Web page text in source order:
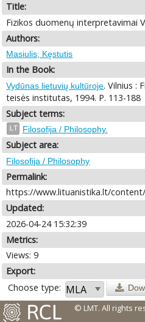
Title:
Fizikos duomenų interpretavimai
Authors:
Masiulis, Kęstutis
In the Book:
Vydūnas lietuvių kultūroje. Vilnius :
teisės institutas, 1994. P. 113-188
Subject terms:
LT Filosofija / Philosophy.
Subject area:
Filosofija / Philosophy
Permalink:
https://www.lituanistika.lt/
Updated:
2026-04-24 15:32:39
Metrics:
Views: 9
Export:
Choose type:
© LMT. All rights